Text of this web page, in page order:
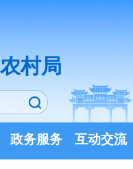
村局
政务服务 互动交流